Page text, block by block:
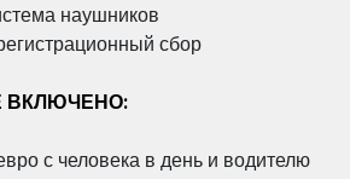
наушников
сбор
ВКЛЮЧЕНО:
с человека в день и водителю